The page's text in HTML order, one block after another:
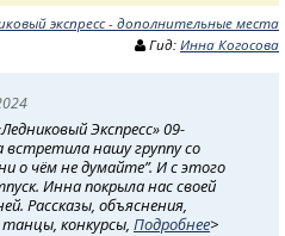
экспресс - дополнительные места
Гид: Инна Когосова
Экспресс» 09-
встретила нашу группу со
о чём не думайте”. И с этого
Инна покрыла нас своей
Рассказы, объяснения,
танцы, конкурсы, Подробнее>